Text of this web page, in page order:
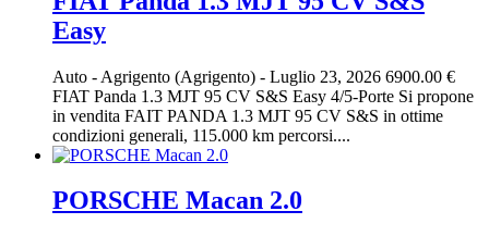
Easy
Auto - Agrigento (Agrigento) - Luglio 23, 2026 6900.00 €
FIAT Panda 1.3 MJT 95 CV S&S Easy 4/5-Porte Si propone
in vendita FAIT PANDA 1.3 MJT 95 CV S&S in ottime
condizioni generali, 115.000 km percorsi....
PORSCHE Macan 2.0